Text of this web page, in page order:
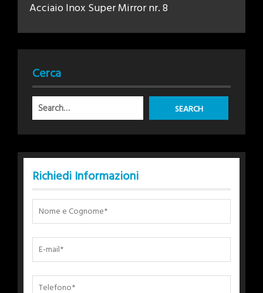
Acciaio Inox Super Mirror nr. 8
Cerca
Richiedi Informazioni